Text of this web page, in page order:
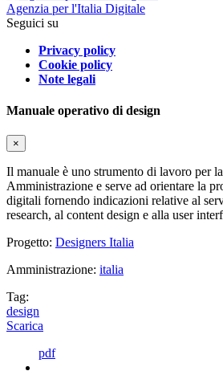
Agenzia per l'Italia Digitale
Seguici su
Privacy policy
Cookie policy
Note legali
Manuale operativo di design
×
Il manuale è uno strumento di lavoro per
Amministrazione e serve ad orientare la
digitali fornendo indicazioni relative al
research, al content design e alla user
Progetto: Designers Italia
Amministrazione: italia
Tag:
design
Scarica
pdf